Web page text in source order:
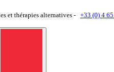
et thérapies alternatives - +33 (0) 4